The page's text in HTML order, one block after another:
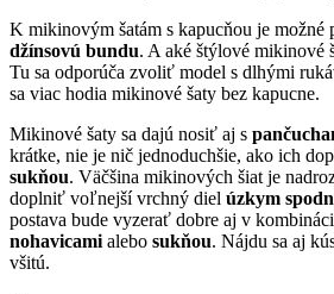
K mikinovým šatám s kapucňou je možné
džínsovú bundu. A aké štýlové mikinové
Tu sa odporúča zvoliť model s dlhými
sa viac hodia mikinové šaty bez kapucne.
Mikinové šaty sa dajú nosiť aj s
krátke, nie je nič jednoduchšie, ako ich
sukňou. Väčšina mikinových šiat je
doplniť voľnejší vrchný diel úzkym
postava bude vyzerať dobre aj v
nohavicami alebo sukňou. Nájdu sa aj
všitú.